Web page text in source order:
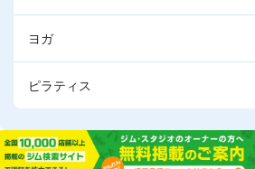
ヨガ
ピラティス